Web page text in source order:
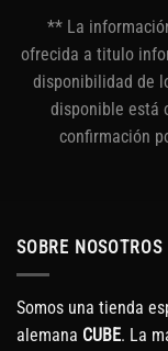
** La
ofrecida a titulo
disponibilidad de
disponible está
confirmación
SOBRE NOSOTROS
Somos una tienda
alemana CUBE. La